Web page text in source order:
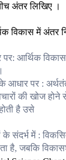
अंतर लिखिए ।
विकास में अंतर
आर्थिक
के आधार पर :
की खोज होने
है उसे
संदर्भ में :
है, जबकि